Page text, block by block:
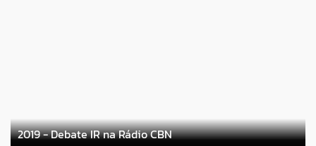
2019 - Debate IR na Rádio CBN